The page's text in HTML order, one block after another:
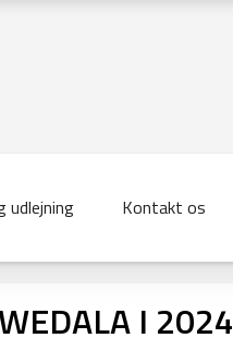
udlejning Kontakt os
I 2024